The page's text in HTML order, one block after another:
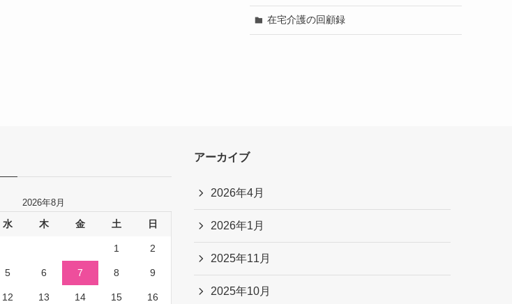
在宅介護の回顧録
2026年8月
水 木 金 土 日
1 2
5 6 7 8 9
12 13 14 15 16
アーカイブ
2026年4月
2026年1月
2025年11月
2025年10月